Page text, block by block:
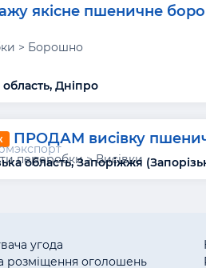
якісне пшеничне
> Борошно
Дніпро
ПРОДАМ висівку
переробки > Висівки
область, Запоріжжя
угода
розміщення оголошень